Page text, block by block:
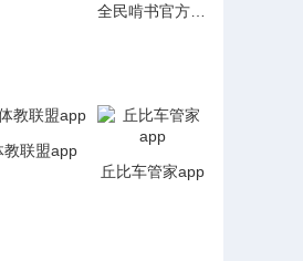
教联盟app
丘比车管家app